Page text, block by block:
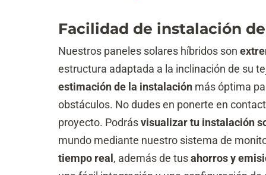
Facilidad de instalación
Nuestros paneles solares híbridos son
estructura adaptada a la inclinación de su
estimación de la instalación más óptima
obstáculos. No dudes en ponerte en
proyecto. Podrásvisualizar tu instalación
mundo mediante nuestro sistema de
tiempo real, además de tusahorros y